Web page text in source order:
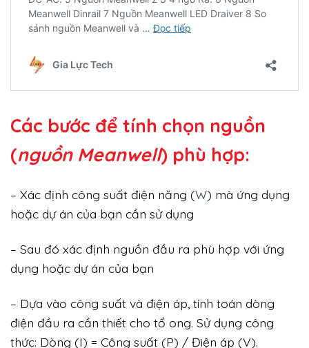
Các bước để tính chọn nguồn
(nguồn Meanwell) phù hợp:
– Xác định công suất điện năng (W) mà ứng dụng
hoặc dự án của bạn cần sử dụng
– Sau đó xác định nguồn đầu ra phù hợp với ứng
dụng hoặc dự án của bạn
– Dựa vào công suất và điện áp, tính toán dòng
điện đầu ra cần thiết cho tổ ong. Sử dụng công
thức: Dòng (I) = Công suất (P) / Điện áp (V).